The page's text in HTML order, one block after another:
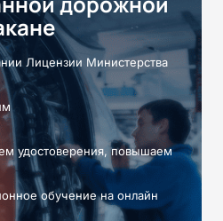
Лицензии Министерства
удостоверения, повышаем
обучение на онлайн